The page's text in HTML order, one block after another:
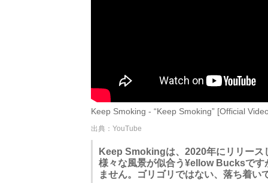
Keep Smoking - “Keep Smoking” [Official
出典：YouTube
Keep Smokingは、2020年にリリー
様々な風景が似合う¥ellow Bucksです
ません。ゴリゴリではない、落ち着い